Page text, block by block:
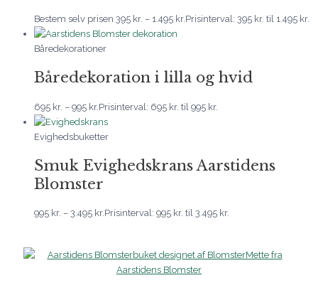
Bestem selv prisen 395 kr. – 1.495 kr.Prisinterval: 395 kr. til 1.495 kr.
Båredekorationer
Båredekoration i lilla og hvid
695 kr. – 995 kr. Prisinterval: 695 kr. til 995 kr.
Evighedsbuketter
Smuk Evighedskrans Aarstidens
Blomster
995 kr. – 3.495 kr. Prisinterval: 995 kr. til 3.495 kr.